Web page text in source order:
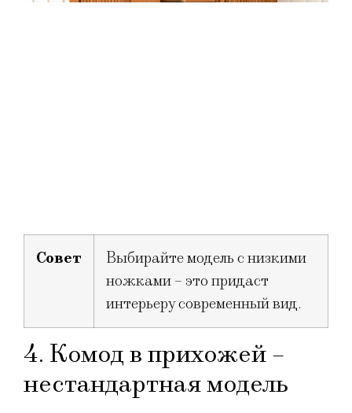
Совет
Выбирайте модель с низкими
ножками – это придаст
интерьеру современный вид.
4. Комод в прихожей –
нестандартная модель